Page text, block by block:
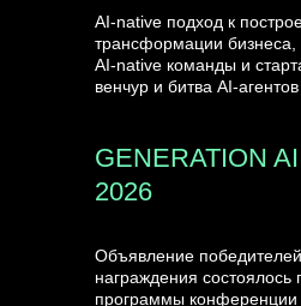
Объявление
награждения состоялось
программы конференции
GENERATION
2026
AI-native подход к
трансформации бизнеса,
AI-native команды и
венчур и битва AI-агентов